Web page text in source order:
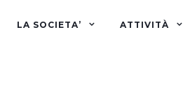
LA SOCIETA’ ATTIVITÀ